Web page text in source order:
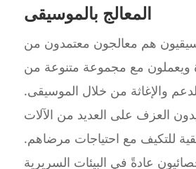
المعالج بالموسيقى
هم معالجون معتمدون من
ويعملون مع مجموعة متنوعة من
والإغاثة من خلال الموسيقى.
العزف على العديد من الآلات
للتكيف مع احتياجات مرضاهم.
عادةً في البيئات السريرية